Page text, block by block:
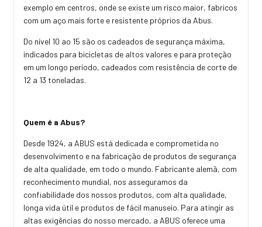
exemplo em centros, onde se existe um risco maior, fabricos
com um aço mais forte e resistente próprios da Abus.
Do nível 10 ao 15 são os cadeados de segurança máxima,
indicados para bicicletas de altos valores e para proteção
em um longo período, cadeados com resistência de corte de
12 a 13 toneladas.
Quem é a Abus?
Desde 1924, a ABUS está dedicada e comprometida no
desenvolvimento e na fabricação de produtos de segurança
de alta qualidade, em todo o mundo. Fabricante alemã, com
reconhecimento mundial, nos asseguramos da
confiabilidade dos nossos produtos, com alta qualidade,
longa vida útil e produtos de fácil manuseio. Para atingir as
altas exigências do nosso mercado, a ABUS oferece uma